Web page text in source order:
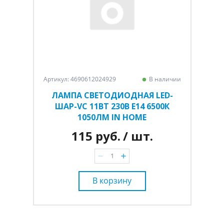
Артикул: 4690612024929 В наличии
ЛАМПА СВЕТОДИОДНАЯ LED-
ШАР-VC 11ВТ 230В Е14 6500К
1050ЛМ IN HOME
115 руб./ шт.
В корзину